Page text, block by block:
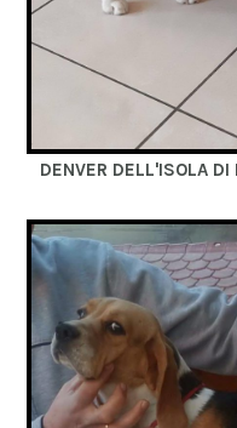
DENVER DELL'ISOLA